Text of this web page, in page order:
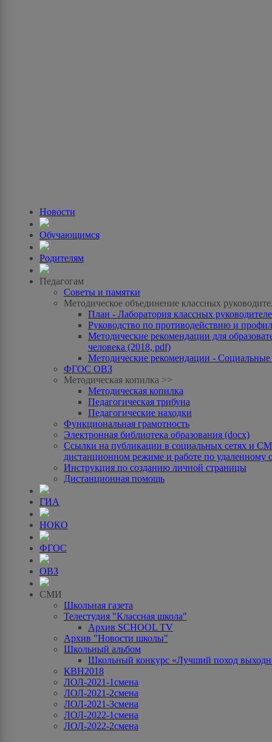
Новости
Обучающимся
Родителям
Педагогам
Советы и памятки
Методическое объединение классных
План - Лаборатория классных
Руководство по противодействию и
Методические рекомендации для
человека (2018, pdf)
Методические рекомендации -
ФГОС ОВЗ
Методическая копилка >>
Методическая копилка
Педагогическая трибуна
Педагогические находки
Функциональная грамотность
Электронная библиотека образования (docx)
Ссылки на публикации в социальных сетях и
дистанционном режиме и работе по удаленному
Инструкция по созданию личной страницы
Дистанционная помощь
ГИА
НОКО
ФГОС
ОВЗ
СМИ
Школьная газета
Телестудия "Классная школа"
Архив SCHOOL TV
Архив "Новости школы"
Школьный альбом
Школьный конкурс «Лучший поход
КВН2018
ЛОЛ-2021-1смена
ЛОЛ-2021-2смена
ЛОЛ-2021-3смена
ЛОЛ-2022-1смена
ЛОЛ-2022-2смена